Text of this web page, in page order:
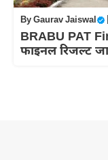
ByGaurav Jaiswal
BRABU PAT
फाइनल रिजल्ट